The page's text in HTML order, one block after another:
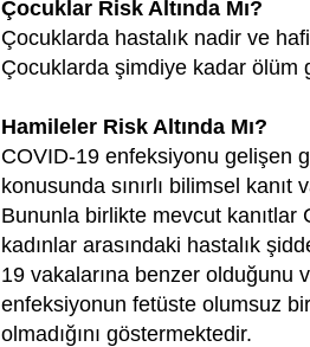
Çocuklar Risk Altında Mı?
Çocuklarda hastalık nadir ve
Çocuklarda şimdiye kadar ölüm
Hamileler Risk Altında Mı?
COVID-19 enfeksiyonu gelişen
konusunda sınırlı bilimsel kanıt
Bununla birlikte mevcut kanıtlar
kadınlar arasındaki hastalık
19 vakalarına benzer olduğunu
enfeksiyonun fetüste olumsuz
olmadığını göstermektedir.